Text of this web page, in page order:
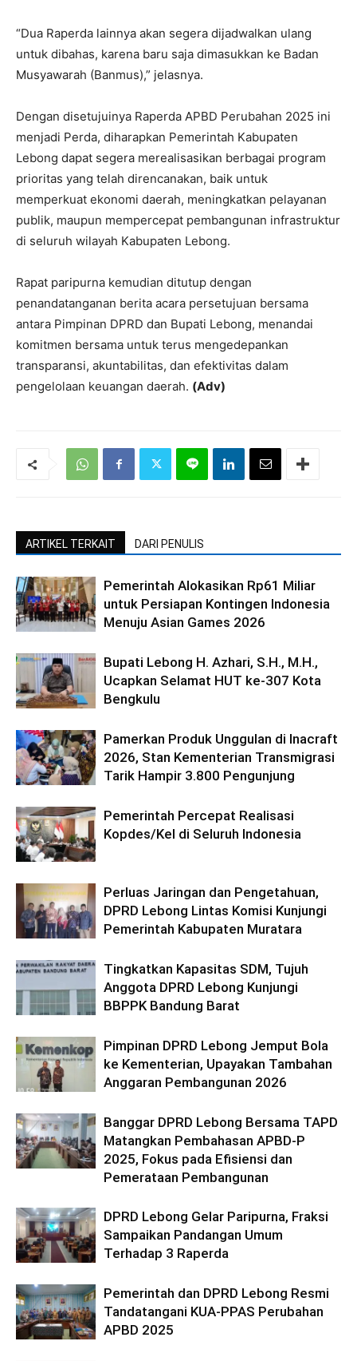
“Dua Raperda lainnya akan segera dijadwalkan ulang
untuk dibahas, karena baru saja dimasukkan ke Badan
Musyawarah (Banmus),” jelasnya.
Dengan disetujuinya Raperda APBD Perubahan 2025 ini
menjadi Perda, diharapkan Pemerintah Kabupaten
Lebong dapat segera merealisasikan berbagai program
prioritas yang telah direncanakan, baik untuk
memperkuat ekonomi daerah, meningkatkan pelayanan
publik, maupun mempercepat pembangunan infrastruktur
di seluruh wilayah Kabupaten Lebong.
Rapat paripurna kemudian ditutup dengan
penandatanganan berita acara persetujuan bersama
antara Pimpinan DPRD dan Bupati Lebong, menandai
komitmen bersama untuk terus mengedepankan
transparansi, akuntabilitas, dan efektivitas dalam
pengelolaan keuangan daerah. (Adv)
ARTIKEL TERKAIT DARI PENULIS
Pemerintah Alokasikan Rp61 Miliar
untuk Persiapan Kontingen Indonesia
Menuju Asian Games 2026
Bupati Lebong H. Azhari, S.H., M.H.,
Ucapkan Selamat HUT ke-307 Kota
Bengkulu
Pamerkan Produk Unggulan di Inacraft
2026, Stan Kementerian Transmigrasi
Tarik Hampir 3.800 Pengunjung
Pemerintah Percepat Realisasi
Kopdes/Kel di Seluruh Indonesia
Perluas Jaringan dan Pengetahuan,
DPRD Lebong Lintas Komisi Kunjungi
Pemerintah Kabupaten Muratara
Tingkatkan Kapasitas SDM, Tujuh
Anggota DPRD Lebong Kunjungi
BBPPK Bandung Barat
Pimpinan DPRD Lebong Jemput Bola
ke Kementerian, Upayakan Tambahan
Anggaran Pembangunan 2026
Banggar DPRD Lebong Bersama TAPD
Matangkan Pembahasan APBD-P
2025, Fokus pada Efisiensi dan
Pemerataan Pembangunan
DPRD Lebong Gelar Paripurna, Fraksi
Sampaikan Pandangan Umum
Terhadap 3 Raperda
Pemerintah dan DPRD Lebong Resmi
Tandatangani KUA-PPAS Perubahan
APBD 2025